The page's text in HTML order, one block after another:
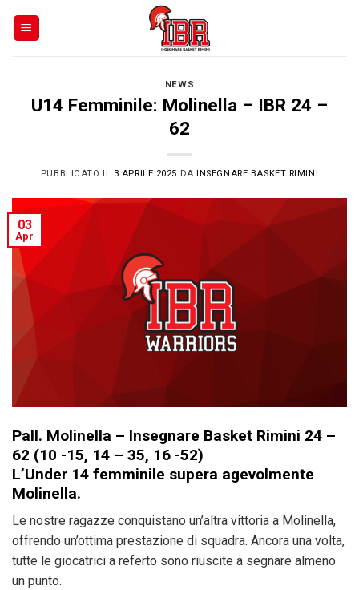
NEWS
U14 Femminile: Molinella – IBR 24 –
62
PUBBLICATO IL 3 APRILE 2025 DAINSEGNARE BASKET RIMINI
03
Apr
Pall. Molinella – Insegnare Basket Rimini 24 –
62 (10 -15, 14 – 35, 16 -52)
L’Under 14 femminile supera agevolmente
Molinella.
Le nostre ragazze conquistano un’altra vittoria a Molinella,
offrendo un’ottima prestazione di squadra. Ancora una volta,
tutte le giocatrici a referto sono riuscite a segnare almeno
un punto.